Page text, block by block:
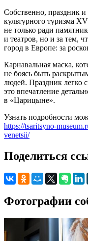
Собственно, праздник
культурного туризма
не только ради
и театров, но и за тем,
город в Европе: за
Карнавальная маска,
не боясь быть
людей. Праздник легко
это впечатление
в «Царицыне».
Узнать подробности
https://tsaritsyno-
venetsii/
Поделиться
Фотографии